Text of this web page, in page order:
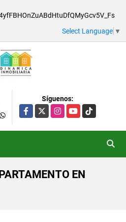
Select Language ▼
Síguenos:
Facebook
X InstagramYouTubeTikTok
EN